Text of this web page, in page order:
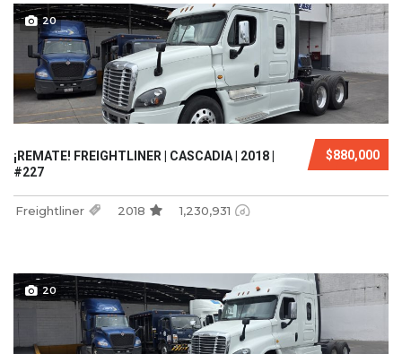
20
$880,000
¡REMATE! FREIGHTLINER | CASCADIA | 2018 |
#227
Freightliner 2018 1,230,931
20